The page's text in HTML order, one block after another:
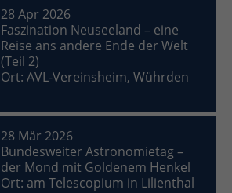
28 Apr 2026
Faszination Neuseeland – eine
Reise ans andere Ende der Welt
(Teil 2)
Ort: AVL-Vereinsheim, Wührden
28 Mär 2026
Bundesweiter Astronomietag –
der Mond mit Goldenem Henkel
Ort: am Telescopium in Lilienthal